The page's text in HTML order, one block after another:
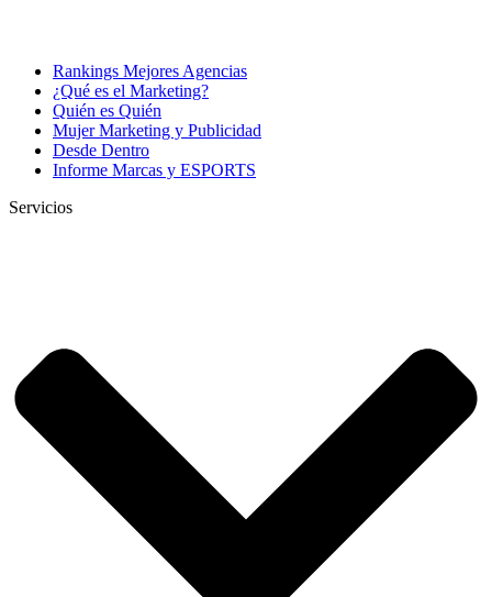
Rankings Mejores Agencias
¿Qué es el Marketing?
Quién es Quién
Mujer Marketing y Publicidad
Desde Dentro
Informe Marcas y ESPORTS
Servicios